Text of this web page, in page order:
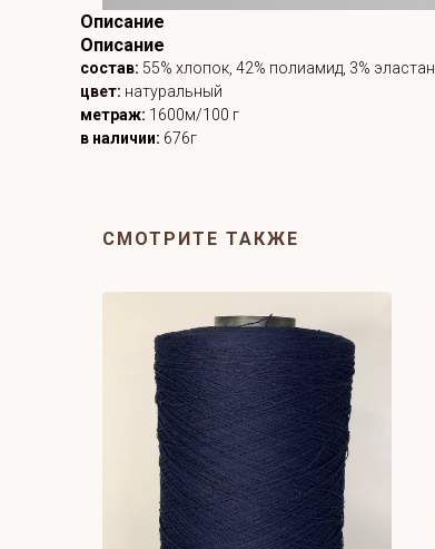
Описание
Описание
состав: 55% хлопок, 42% полиамид, 3% эластан
цвет: натуральный
метраж: 1600м/100 г
в наличии: 676г
СМОТРИТЕ ТАКЖЕ